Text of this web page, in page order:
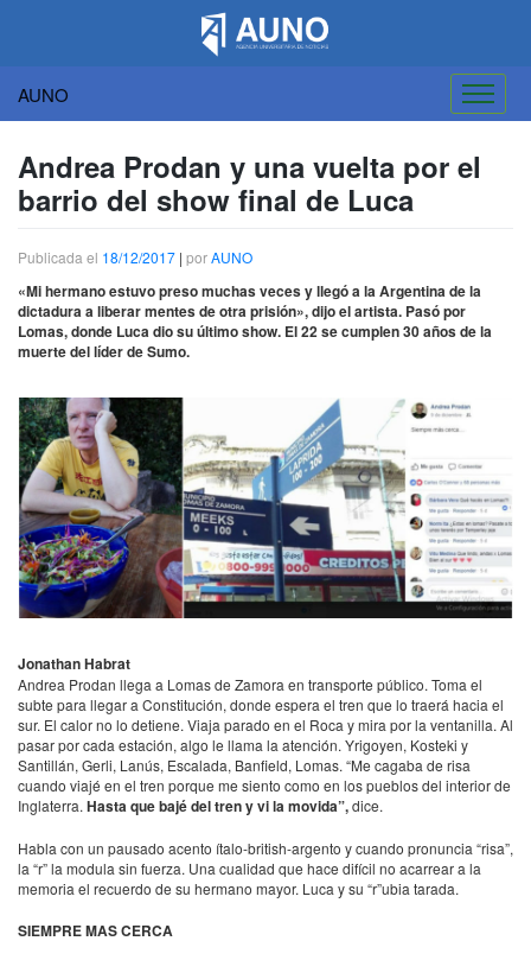
AUNO
contenido
Andrea Prodan y una vuelta por el
barrio del show final de Luca
Publicada el 18/12/2017 | porAUNO
«Mi hermano estuvo preso muchas veces y llegó a la Argentina de la
dictadura a liberar mentes de otra prisión», dijo el artista. Pasó por
Lomas, donde Luca dio su último show. El 22 se cumplen 30 años de la
muerte del líder de Sumo.
Jonathan Habrat
Andrea Prodan llega a Lomas de Zamora en transporte público. Toma el
subte para llegar a Constitución, donde espera el tren que lo traerá hacia el
sur. El calor no lo detiene. Viaja parado en el Roca y mira por la ventanilla. Al
pasar por cada estación, algo le llama la atención. Yrigoyen, Kosteki y
Santillán, Gerli, Lanús, Escalada, Banfield, Lomas. “Me cagaba de risa
cuando viajé en el tren porque me siento como en los pueblos del interior de
Inglaterra. Hasta que bajé del tren y vi la movida”,dice.
Habla con un pausado acento ítalo-british-argento y cuando pronuncia “risa”,
la “r” la modula sin fuerza. Una cualidad que hace difícil no acarrear a la
memoria el recuerdo de su hermano mayor. Luca y su “r”ubia tarada.
SIEMPREMASCERCA